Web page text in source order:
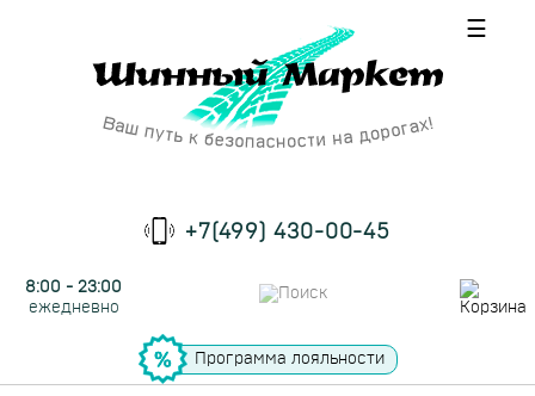
☰
+7(499) 430-00-45
8:00 - 23:00
ежедневно
Программа лояльности